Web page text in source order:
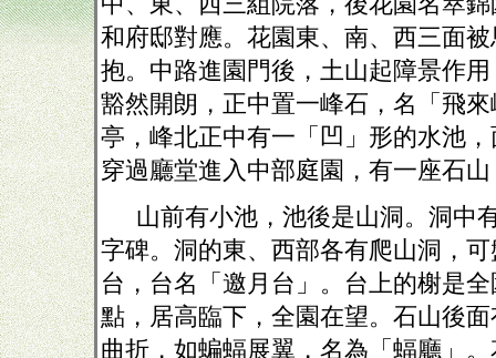
和府邸對應。花園東、南、西三面
抱。中路進園門後，土山起障景作
豁然開朗，正中置一峰石，名「飛
亭，峰北正中有一「凹」形的水池
穿過廳堂進入中部庭園，有一座石
山前有小池，池後是山洞。洞中
字碑。洞的東、西部各有爬山洞，
台，台名「邀月台」。台上的榭是
點，居高臨下，全園在望。石山後
曲折，如蝙蝠展翼，名為「蝠廳」